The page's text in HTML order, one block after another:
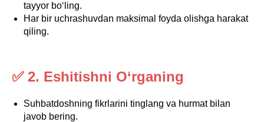
tayyor bo‘ling.
Har bir uchrashuvdan maksimal foyda olishga harakat
qiling.
✅ 2. Eshitishni O‘rganing
Suhbatdoshning fikrlarini tinglang va hurmat bilan
javob bering.